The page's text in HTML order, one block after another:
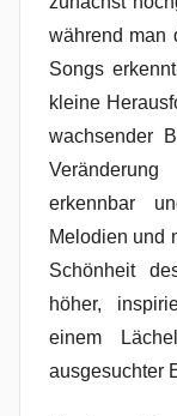
während man
Songs
kleine
wachsender
erkennbar
Melodien und
Schönheit
höher,
einem
ausgesuchter